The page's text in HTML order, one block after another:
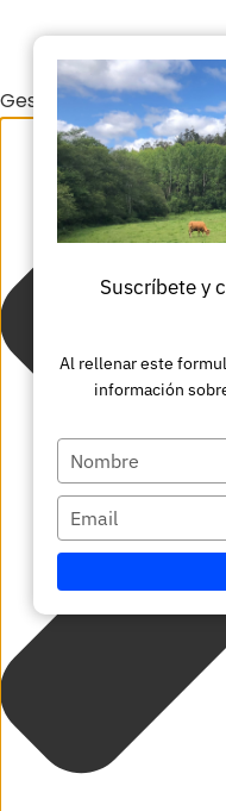
Gestionar el
Suscríbete y
Al rellenar este
información
Escriba
su
nombre
Escriba
su
correo
electrónico